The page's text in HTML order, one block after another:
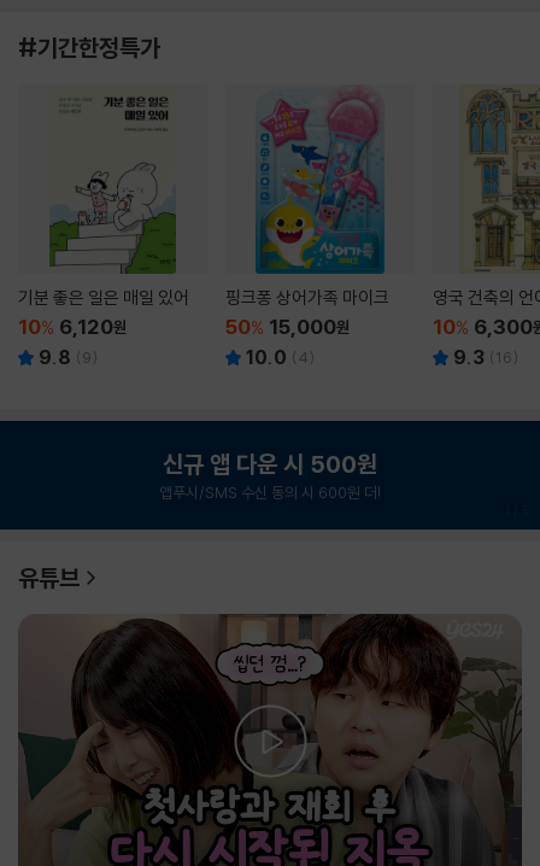
#기간한정특가
기분 좋은 일은 매일 있어
10% 6,120원
9.8 (9)
핑크퐁 상어가족 마이크
50% 15,000원
10.0 (4)
영국 건축의 언
10% 6,300
9.3 (16)
신규 앱 다운 시 500원
앱푸시/SMS 수신 동의 시 600원 더!
유튜브